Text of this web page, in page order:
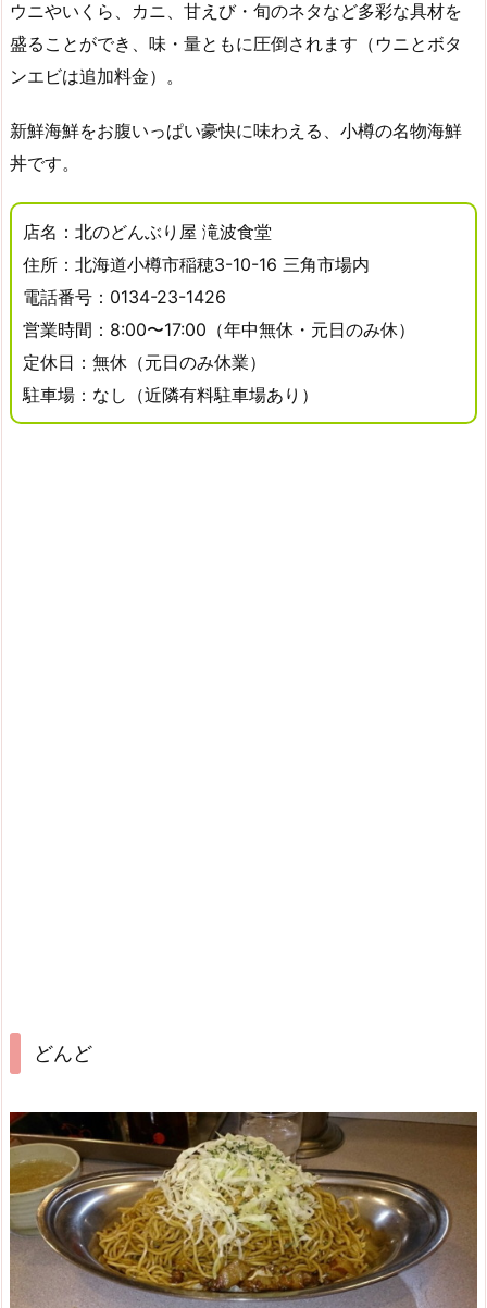
ウニやいくら、カニ、甘えび・旬のネタなど多彩な具材を
盛ることができ、味・量ともに圧倒されます（ウニとボタ
ンエビは追加料金）。
新鮮海鮮をお腹いっぱい豪快に味わえる、小樽の名物海鮮
丼です。
店名：北のどんぶり屋 滝波食堂
住所：北海道小樽市稲穂3-10-16 三角市場内
電話番号：0134-23-1426
営業時間：8:00〜17:00（年中無休・元日のみ休）
定休日：無休（元日のみ休業）
駐車場：なし（近隣有料駐車場あり）
どんど